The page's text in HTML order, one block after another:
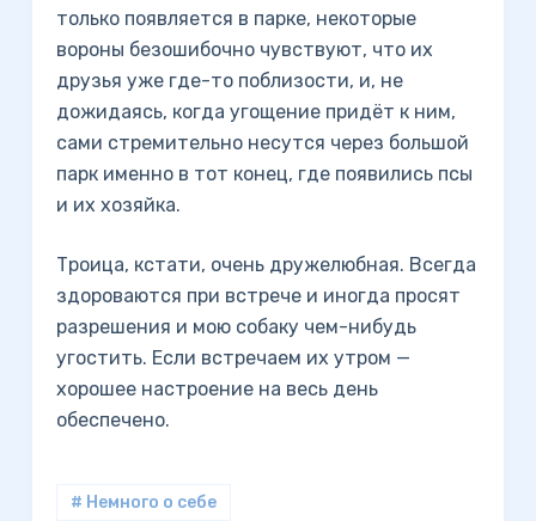
только появляется в парке, некоторые
вороны безошибочно чувствуют, что их
друзья уже где-то поблизости, и, не
дожидаясь, когда угощение придёт к ним,
сами стремительно несутся через большой
парк именно в тот конец, где появились псы
и их хозяйка.
Троица, кстати, очень дружелюбная. Всегда
здороваются при встрече и иногда просят
разрешения и мою собаку чем-нибудь
угостить. Если встречаем их утром —
хорошее настроение на весь день
обеспечено.
# Немного о себе